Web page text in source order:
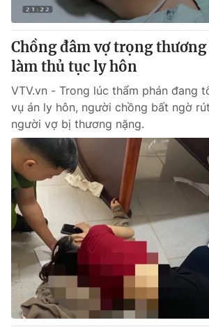
Chồng đâm vợ trọng
làm thủ tục ly hôn
VTV.vn - Trong lúc thẩm phán đang
vụ án ly hôn, người chồng bất ngờ
người vợ bị thương nặng.